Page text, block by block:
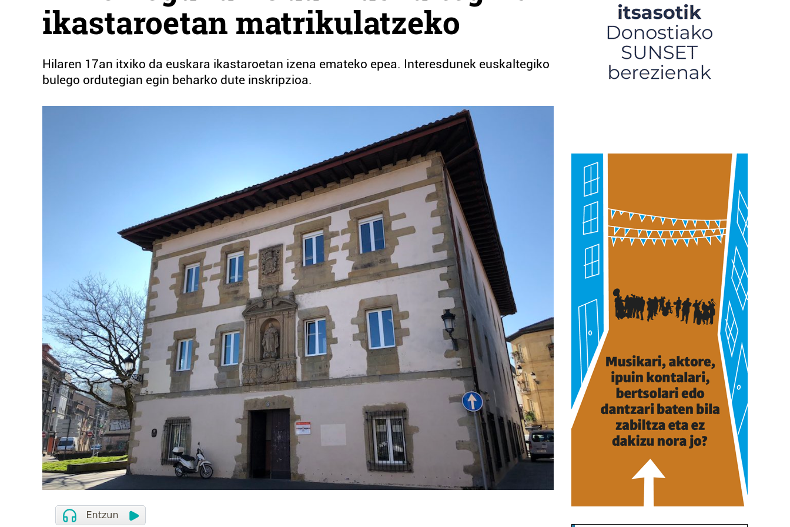
ikastaroetan matrikulatzeko
Hilaren 17an itxiko da euskara ikastaroetan izena emateko epea. Interesdunek euskaltegiko
bulego ordutegian egin beharko dute inskripzioa.